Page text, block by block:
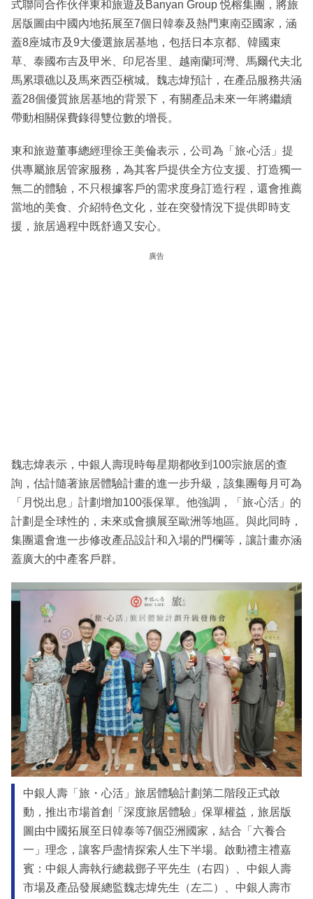
式聯同合作伙伴東和旅遊及Banyan Group 悦榕集團，將旅
居版圖由中國內地拓展至7個日韓泰及熱門東南亞國家，涵
蓋8座城市及9大優選旅居基地，包括日本京都、韓國束
草、泰國布吉及甲米、印尼峇里、越南蘭珂灣、馬爾代夫北
馬累環礁以及馬來西亞檳城。魏志煒預計，在產品服務共涵
蓋28個優質旅居基地的背景下，有關產品未來一年將繼續
帶動相關保費錄得雙位數的增長。
東和旅遊董事總經理徐王美倫表示，公司為「旅‧心活」提
供專屬旅居管家服務，為其客戶提供全方位支援、打造獨一
無二的體驗，不只根據客戶的需求度身訂造行程，還會推薦
當地的美食、介紹特色文化，並在突發情況下提供即時支
援，旅居過程中既舒適又安心。
廣告
魏志煒表示，中銀人壽現時每星期都收到100宗旅居的查
詢，估計隨著旅居體驗計畫的進一步升級，該集團每月可為
「月悦出息」計劃增加100張保單。他強調，「旅‧心活」的
計劃是全球性的，未來或會擴展至歐洲等地區。與此同時，
集團還會進一步修改產品設計和入場的門欄等，讓計畫亦涵
蓋廣大的中產客戶群。
中銀人壽「旅・心活」旅居體驗計劃第二階段正式啟
動，推出市場首創「深度旅居體驗」保單權益，旅居版
圖由中國拓展至日韓泰等7個亞洲國家，結合「六養合
一」理念，讓客戶盡情探索人生下半場。啟動禮主禮嘉
賓：中銀人壽執行總裁鄧子平先生（右四）、中銀人壽
市場及產品發展總監魏志煒先生（左二）、中銀人壽市